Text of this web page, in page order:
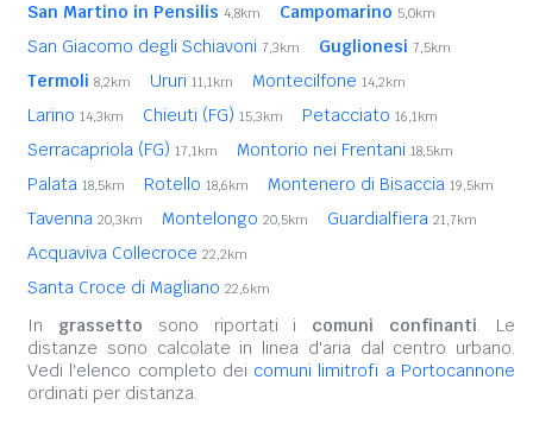
San Martino in Pensilis 4,8km Campomarino 5,0km
San Giacomo degli Schiavoni 7,3km Guglionesi 7,5km
Termoli 8,2km Ururi 11,1km Montecilfone 14,2km
Larino 14,3km Chieuti (FG) 15,3km Petacciato 16,1km
Serracapriola (FG) 17,1km Montorio nei Frentani 18,5km
Palata 18,5km Rotello 18,6km Montenero di Bisaccia 19,5km
Tavenna 20,3km Montelongo 20,5km Guardialfiera 21,7km
Acquaviva Collecroce 22,2km
Santa Croce di Magliano 22,6km
In grassetto sono riportati i comuni confinanti. Le
distanze sono calcolate in linea d'aria dal centro urbano.
Vedi l'elenco completo dei comuni limitrofi a Portocannone
ordinati per distanza.